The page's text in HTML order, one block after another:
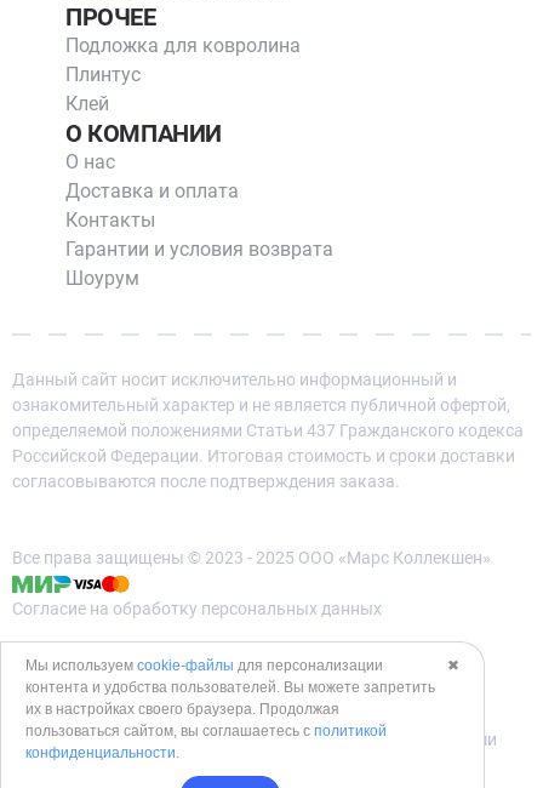
ПРОЧЕЕ
Подложка для ковролина
Плинтус
Клей
О КОМПАНИИ
О нас
Доставка и оплата
Контакты
Гарантии и условия возврата
Шоурум
Данный сайт носит исключительно информационный и
ознакомительный характер и не является публичной офертой,
определяемой положениями Статьи 437 Гражданского кодекса
Российской Федерации. Итоговая стоимость и сроки доставки
согласовываются после подтверждения заказа.
Все права защищены © 2023 - 2025 ООО «Марс Коллекшен»
Согласие на обработку персональных данных
Политика использования cookies
Согласие на обработку данных метрическими программами
✖
Мы используем cookie-файлы для персонализации
контента и удобства пользователей. Вы можете запретить
их в настройках своего браузера. Продолжая
пользоваться сайтом, вы соглашаетесь с политикой
конфиденциальности.